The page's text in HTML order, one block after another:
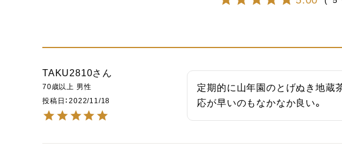
TAKU2810
70歳以上 男性
投稿日
2022/11/18
定期的に山年園のとげぬき地蔵
応が早いのもなかなか良い。